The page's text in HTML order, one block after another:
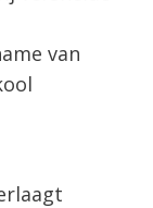
van